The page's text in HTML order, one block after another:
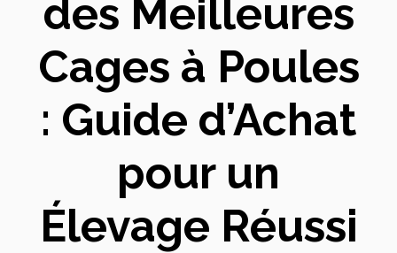
des Meilleures
Cages à Poules
: Guide d’Achat
pour un
Élevage Réussi